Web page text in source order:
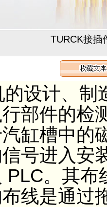
TURCK接插
设计、制
部件的检
缸槽中的
号进入安
PLC。其
线是通过